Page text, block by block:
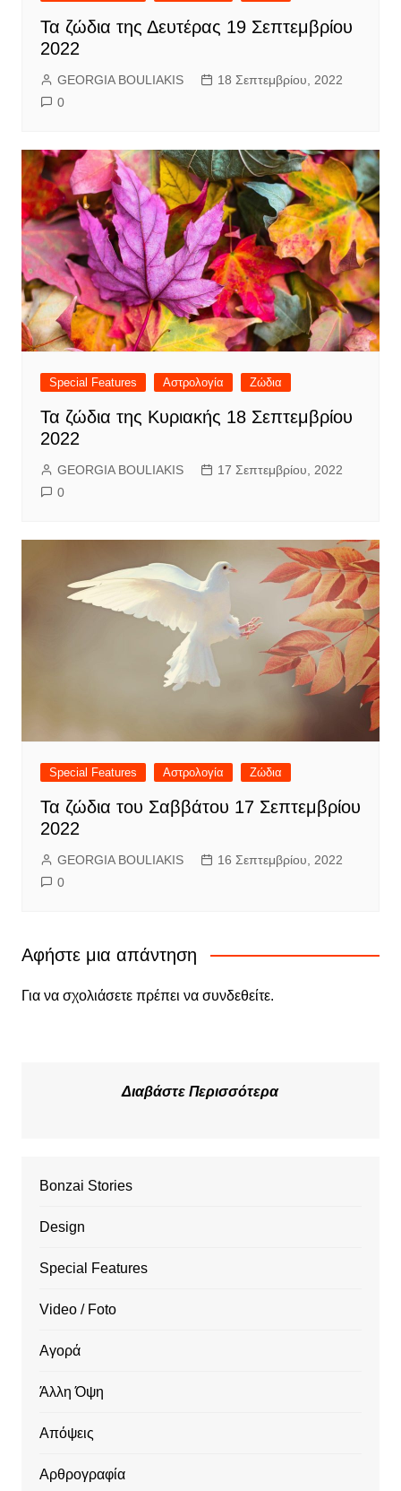
Τα ζώδια της Δευτέρας 19 Σεπτεμβρίου
2022
GEORGIA BOULIAKIS
18 Σεπτεμβρίου, 2022
0
Special Features Αστρολογία Ζώδια
Τα ζώδια της Κυριακής 18 Σεπτεμβρίου
2022
GEORGIA BOULIAKIS
17 Σεπτεμβρίου, 2022
0
Special Features Αστρολογία Ζώδια
Τα ζώδια του Σαββάτου 17 Σεπτεμβρίου
2022
GEORGIA BOULIAKIS
16 Σεπτεμβρίου, 2022
0
Αφήστε μια απάντηση
Για να σχολιάσετε πρέπει να συνδεθείτε.
Διαβάστε Περισσότερα
Bonzai Stories
Design
Special Features
Video / Foto
Αγορά
Άλλη Όψη
Απόψεις
Αρθρογραφία